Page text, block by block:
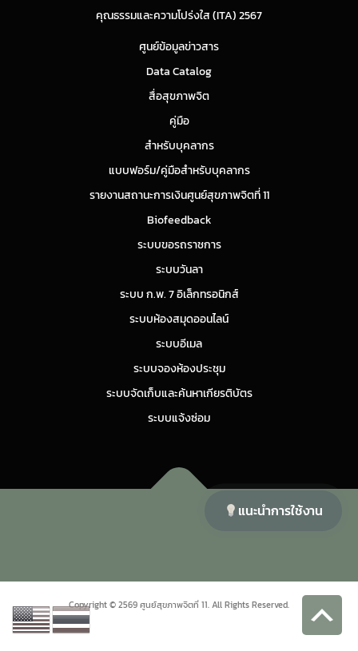
คุณธรรมและความโปร่งใส (ITA) 2567
ศูนย์ข้อมูลข่าวสาร
Data Catalog
สื่อสุขภาพจิต
คู่มือ
สำหรับบุคลากร
แบบฟอร์ม/คู่มือสำหรับบุคลากร
รายงานสถานะการเงินศูนย์สุขภาพจิตที่ 11
Biofeedback
ระบบขอรถราชการ
ระบบวันลา
ระบบ ก.พ. 7 อิเล็กทรอนิกส์
ระบบห้องสมุดออนไลน์
ระบบอีเมล
ระบบจองห้องประชุม
ระบบจัดเก็บและค้นหาเกียรติบัตร
ระบบแจ้งซ่อม
Copyright © 2569 ศูนย์สุขภาพจิตที่ 11. All Rights Reserved.
แนะนำการใช้งาน